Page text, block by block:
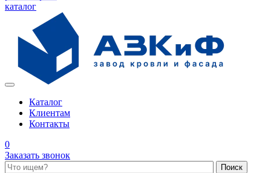
каталог
Каталог
Клиентам
Контакты
0
Заказать звонок
Поиск по каталогу